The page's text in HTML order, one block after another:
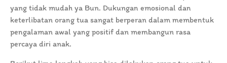
yang tidak mudah ya Bun. Dukungan emosional dan
keterlibatan orang tua sangat berperan dalam membentuk
pengalaman awal yang positif dan membangun rasa
percaya diri anak.